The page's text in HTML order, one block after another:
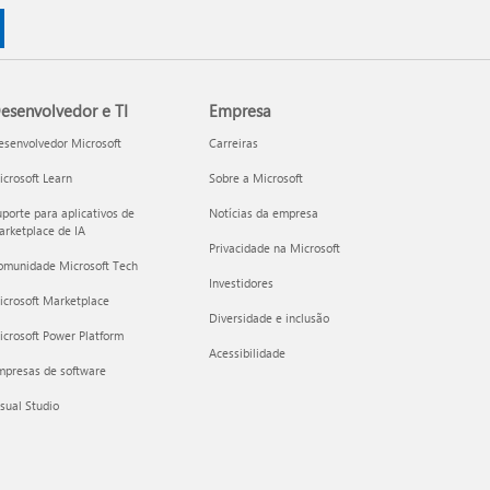
e TI
Microsoft
Learn
para aplicativos de
de IA
Microsoft Tech
Marketplace
Power Platform
de software
Studio
Empresa
Carreiras
Sobre a Microsoft
Notícias da empresa
Privacidade na Microsoft
Investidores
Diversidade e inclusão
Acessibilidade